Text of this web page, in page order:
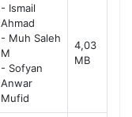
- Ismail
Ahmad
- Muh Saleh
M
- Sofyan
Anwar
Mufid
4,03
MB